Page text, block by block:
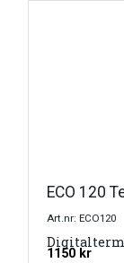
ECO 120
Art.nr: ECO120
1150 kr